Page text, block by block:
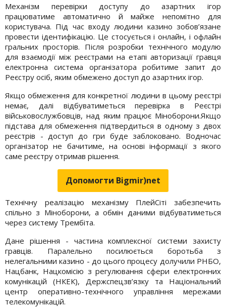
Механізм перевірки доступу до азартних ігор
працюватиме автоматично й майже непомітно для
користувача. Під час входу людини казино зобов’язане
провести ідентифікацію. Це стосується і онлайн, і офлайн
гральних просторів. Після розробки технічного модулю
для взаємодії між реєстрами на етапі авторизації гравця
електронна система організатора робитиме запит до
Реєстру осіб, яким обмежено доступ до азартних ігор.
Якщо обмеження для конкретної людини в цьому реєстрі
немає, далі відбуватиметься перевірка в Реєстрі
військовослужбовців, над яким працює Міноборони.Якщо
підстава для обмеження підтвердиться в одному з двох
реєстрів - доступ до гри буде заблоковано. Водночас
організатор не бачитиме, на основі інформації з якого
саме реєстру отримав рішення.
Допомогти Bigmir)net
Технічну реалізацію механізму ПлейСіті забезпечить
спільно з Міноборони, а обмін даними відбуватиметься
через систему Трембіта.
Дане рішення - частина комплексної системи захисту
гравців. Паралельно посилюється боротьба з
нелегальними казино - до цього процесу долучили РНБО,
Нацбанк, Нацкомісію з регулювання сфери електронних
комунікацій (НКЕК), Держспецзв’язку та Національний
центр оперативно-технічного управління мережами
телекомунікацій.